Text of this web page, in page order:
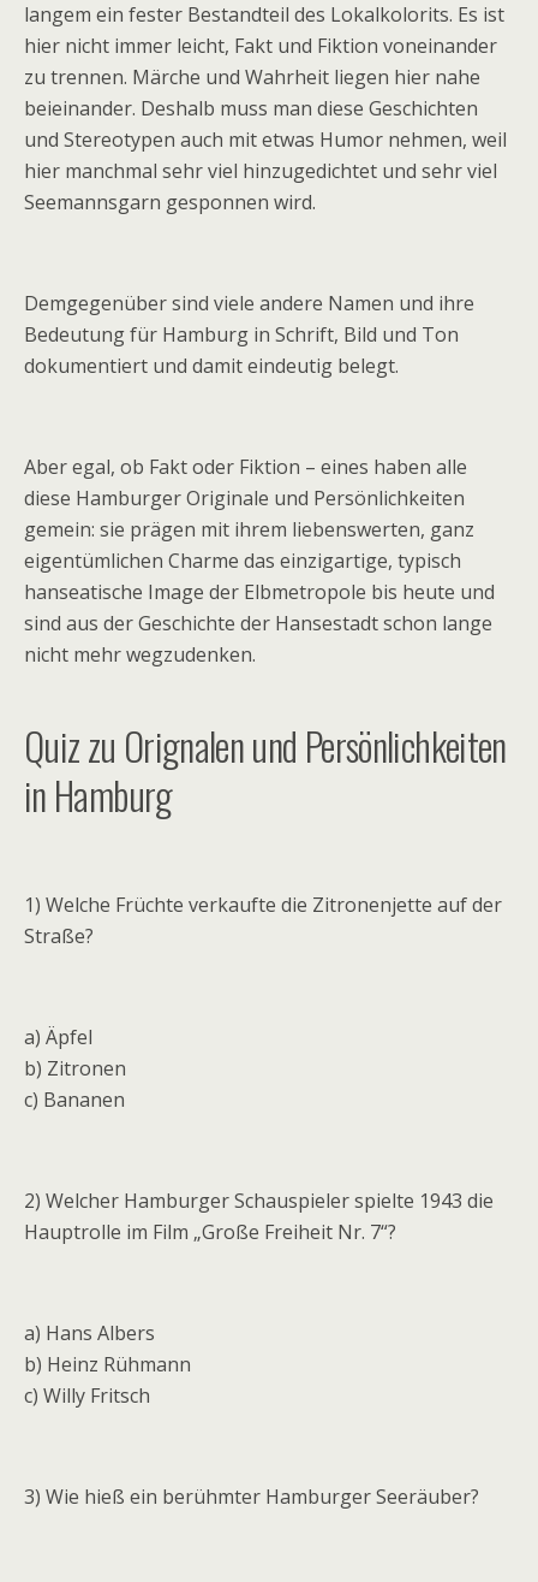
langem ein fester Bestandteil des Lokalkolorits. Es ist
hier nicht immer leicht, Fakt und Fiktion voneinander
zu trennen. Märche und Wahrheit liegen hier nahe
beieinander. Deshalb muss man diese Geschichten
und Stereotypen auch mit etwas Humor nehmen, weil
hier manchmal sehr viel hinzugedichtet und sehr viel
Seemannsgarn gesponnen wird.
Demgegenüber sind viele andere Namen und ihre
Bedeutung für Hamburg in Schrift, Bild und Ton
dokumentiert und damit eindeutig belegt.
Aber egal, ob Fakt oder Fiktion – eines haben alle
diese Hamburger Originale und Persönlichkeiten
gemein: sie prägen mit ihrem liebenswerten, ganz
eigentümlichen Charme das einzigartige, typisch
hanseatische Image der Elbmetropole bis heute und
sind aus der Geschichte der Hansestadt schon lange
nicht mehr wegzudenken.
Quiz zu Orignalen und Persönlichkeiten
in Hamburg
1) Welche Früchte verkaufte die Zitronenjette auf der
Straße?
a) Äpfel
b) Zitronen
c) Bananen
2) Welcher Hamburger Schauspieler spielte 1943 die
Hauptrolle im Film „Große Freiheit Nr. 7“?
a) Hans Albers
b) Heinz Rühmann
c) Willy Fritsch
3) Wie hieß ein berühmter Hamburger Seeräuber?